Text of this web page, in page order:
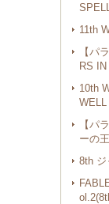
SPELL
11th
【パ
RS IN
10th
WELL
【パ
ーの
8th ジ